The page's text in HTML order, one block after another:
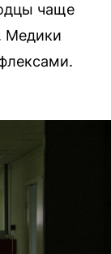
чаще
Медики